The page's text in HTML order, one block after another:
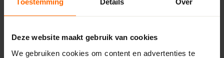
Toestemming Details Over
Deze website maakt gebruik van cookies
We gebruiken cookies om content en advertenties te
Pick-up point
Drachten – Bouwcenter